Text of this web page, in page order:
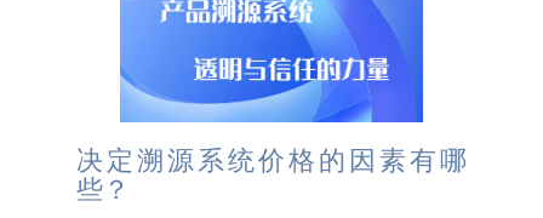
决定溯源系统价格的因素有哪
些？